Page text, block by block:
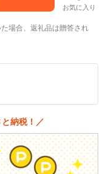
お気に入り
場合、返礼品は贈答され
納税！／